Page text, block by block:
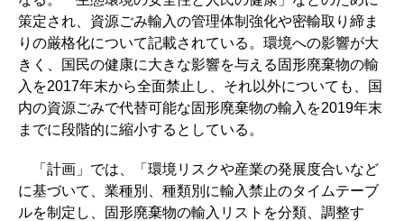
策定され、資源ごみ輸入の管理体制強化や密輸取り締ま
りの厳格化について記載されている。環境への影響が大
きく、国民の健康に大きな影響を与える固形廃棄物の輸
入を2017年末から全面禁止し、それ以外についても、国
内の資源ごみで代替可能な固形廃棄物の輸入を2019年末
までに段階的に縮小するとしている。
「計画」では、「環境リスクや産業の発展度合いなど
に基づいて、業種別、種類別に輸入禁止のタイムテーブ
ルを制定し、固形廃棄物の輸入リストを分類、調整す